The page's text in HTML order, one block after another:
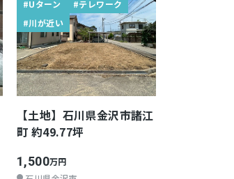
#Uターン
#テレワーク
#川が近い
【土地】石川県金沢市諸江
町 約49.77坪
1,500万円